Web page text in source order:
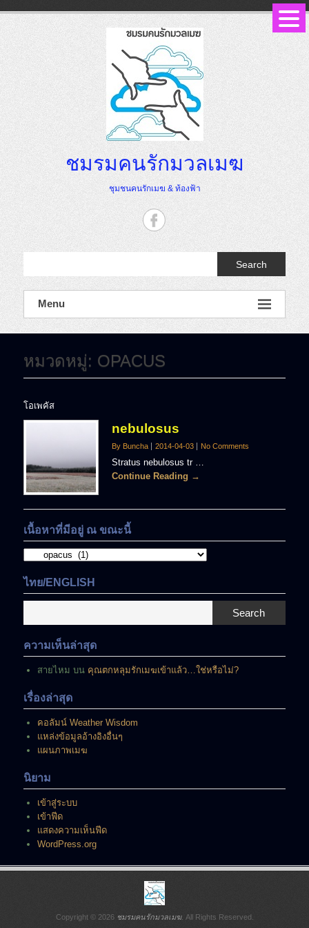
ชมรมคนรักมวลเมฆ
ชุมชนคนรักเมฆ & ท้องฟ้า
Search
Menu
หมวดหมู่: OPACUS
โอเพคัส
nebulosus
By Buncha 2014-04-03 No Comments
Stratus nebulosus tr …
Continue Reading →
เนื้อหาที่มีอยู่ ณ ขณะนี้
เนื้อหา
มี
อยู่
ขณะ
ไทย/ENGLISH
Search
ความเห็นล่าสุด
สายไหม บน คุณตกหลุมรักเมฆเข้าแล้ว…ใช่หรือไม่?
เรื่องล่าสุด
คอลัมน์ Weather Wisdom
แหล่งข้อมูลอ้างอิงอื่นๆ
แผนภาพเมฆ
นิยาม
เข้าสู่ระบบ
เข้าฟีด
แสดงความเห็นฟีด
WordPress.org
Copyright © 2026 ชมรมคนรักมวลเมฆ. All Rights Reserved.